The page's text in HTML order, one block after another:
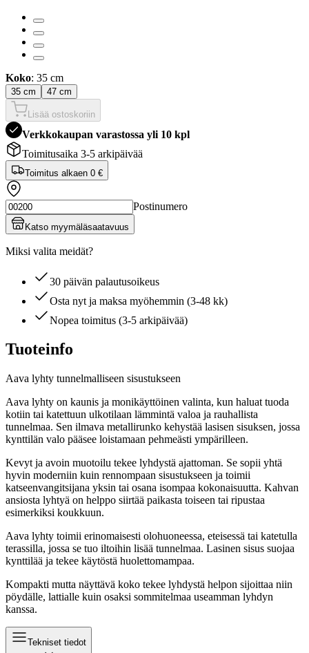
Koko: 35 cm
35 cm 47 cm
Lisää ostoskoriin
Verkkokaupan varastossa yli 10 kpl
Toimitusaika 3-5 arkipäivää
Toimitus alkaen 0 €
Postinumero
Katso myymäläsaatavuus
Miksi valita meidät?
30 päivän palautusoikeus
Osta nyt ja maksa myöhemmin (3-48 kk)
Nopea toimitus (3-5 arkipäivää)
Tuoteinfo
Aava lyhty tunnelmalliseen sisustukseen
Aava lyhty on kaunis ja monikäyttöinen valinta, kun haluat tuoda
kotiin tai katettuun ulkotilaan lämmintä valoa ja rauhallista
tunnelmaa. Sen ilmava metallirunko kehystää lasisen sisuksen, jossa
kynttilän valo pääsee loistamaan pehmeästi ympärilleen.
Kevyt ja avoin muotoilu tekee lyhdystä ajattoman. Se sopii yhtä
hyvin moderniin kuin rennompaan sisustukseen ja toimii
katseenvangitsijana yksin tai osana isompaa kokonaisuutta. Kahvan
ansiosta lyhtyä on helppo siirtää paikasta toiseen tai ripustaa
esimerkiksi koukkuun.
Aava lyhty toimii erinomaisesti olohuoneessa, eteisessä tai katetulla
terassilla, jossa se tuo iltoihin lisää tunnelmaa. Lasinen sisus suojaa
kynttilää ja tekee käytöstä huolettomampaa.
Kompakti mutta näyttävä koko tekee lyhdystä helpon sijoittaa niin
pöydälle, lattialle kuin osaksi sommitelmaa useamman lyhdyn
kanssa.
Tekniset tiedot